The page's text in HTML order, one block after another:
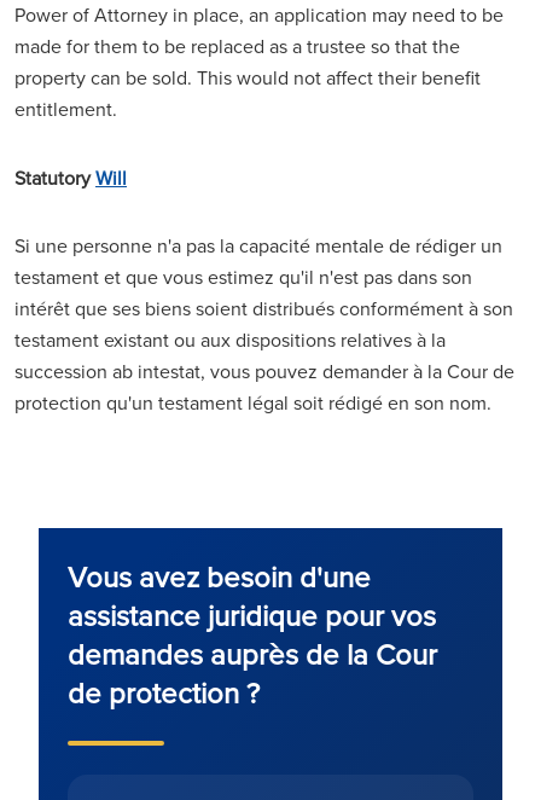
Power of Attorney in place, an application may need to be
made for them to be replaced as a trustee so that the
property can be sold. This would not affect their benefit
entitlement.
StatutoryWill
Si une personne n'a pas la capacité mentale de rédiger un
testament et que vous estimez qu'il n'est pas dans son
intérêt que ses biens soient distribués conformément à son
testament existant ou aux dispositions relatives à la
succession ab intestat, vous pouvez demander à la Cour de
protection qu'un testament légal soit rédigé en son nom.
Vous avez besoin d'une
assistance juridique pour vos
demandes auprès de la Cour
de protection ?